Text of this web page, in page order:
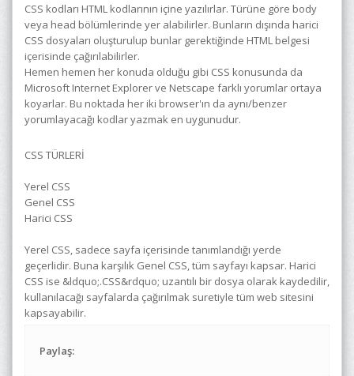
CSS kodları HTML kodlarının içine yazılırlar. Türüne göre body
veya head bölümlerinde yer alabilirler. Bunların dışında harici
CSS dosyaları oluşturulup bunlar gerektiğinde HTML belgesi
içerisinde çağırılabilirler.
Hemen hemen her konuda olduğu gibi CSS konusunda da
Microsoft Internet Explorer ve Netscape farklı yorumlar ortaya
koyarlar. Bu noktada her iki browser'ın da aynı/benzer
yorumlayacağı kodlar yazmak en uygunudur.
CSS TÜRLERİ
Yerel CSS
Genel CSS
Harici CSS
Yerel CSS, sadece sayfa içerisinde tanımlandığı yerde
geçerlidir. Buna karşılık Genel CSS, tüm sayfayı kapsar. Harici
CSS ise &ldquo;.CSS&rdquo; uzantılı bir dosya olarak kaydedilir,
kullanılacağı sayfalarda çağırılmak suretiyle tüm web sitesini
kapsayabilir.
Paylaş: